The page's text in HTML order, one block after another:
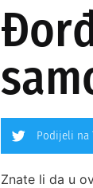
Podijeli na
Znate li da u